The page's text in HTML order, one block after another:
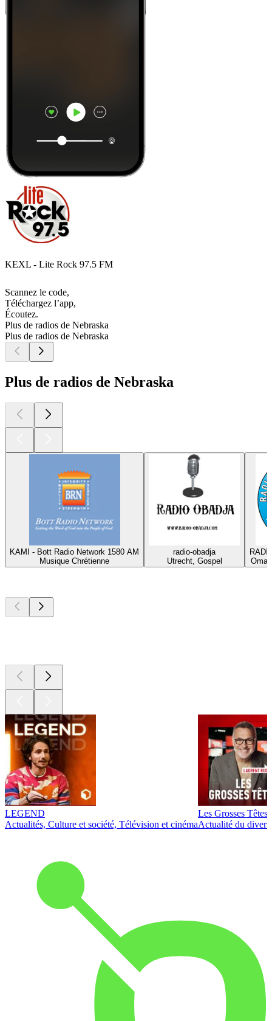
KEXL - Lite Rock 97.5 FM
Scannez le code,
Téléchargez l’app,
Écoutez.
Plus de radios de Nebraska
Plus de radios de Nebraska
Plus de radios de Nebraska
KAMI - Bott Radio Network 1580 AM
Musique Chrétienne
radio-obadja
Utrecht, Gospel
LEGEND
Actualités, Culture et société, Télévision et cinéma
Les Grosses Têtes
Actualité du